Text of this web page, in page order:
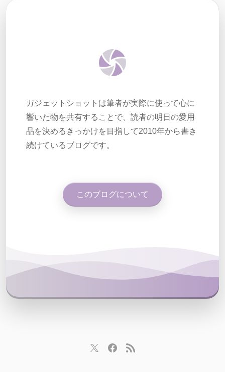
ガジェットショットは筆者が実際に使って心に
響いた物を共有することで、読者の明日の愛用
品を決めるきっかけを目指して2010年から書き
続けているブログです。
このブログについて